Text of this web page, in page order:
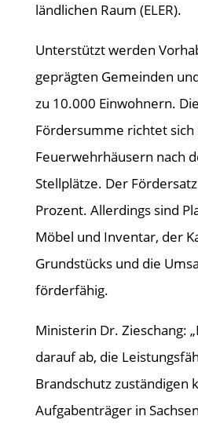
ländlichen Raum (ELER).
Unterstützt werden
geprägten Gemeinden
zu 10.000 Einwohnern.
Fördersumme richtet sich
Feuerwehrhäusern nach
Stellplätze. Der
Prozent. Allerdings sind
Möbel und Inventar, der
Grundstücks und die
förderfähig.
Ministerin Dr. Zieschang:
darauf ab, die
Brandschutz zuständigen
Aufgabenträger in